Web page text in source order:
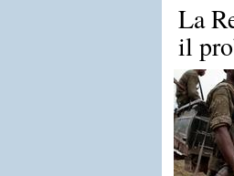
La
il